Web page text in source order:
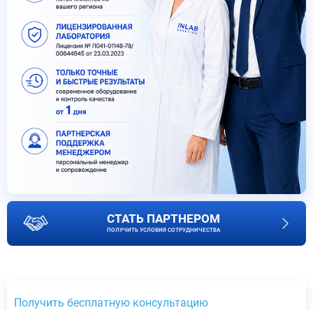
СТАТЬ ПАРТНЕРОМ
ПОЛУЧИТЬ УСЛОВИЯ СОТРУДНИЧЕСТВА
Получить бесплатную консультацию